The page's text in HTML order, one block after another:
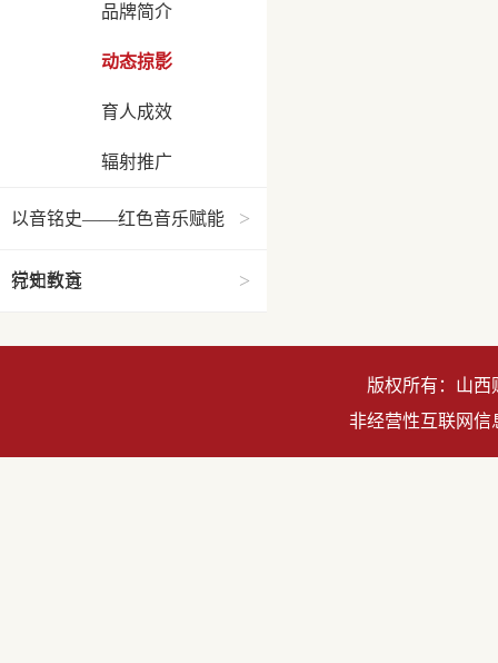
品牌简介
动态掠影
育人成效
辐射推广
以音铭史——红色音乐赋能
党史教育
>
行知致远 >
版权所有：山
非经营性互联网信